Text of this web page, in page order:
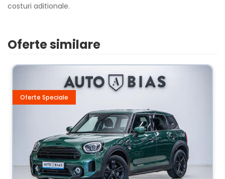
costuri aditionale.
Oferte similare
Oferte Speciale